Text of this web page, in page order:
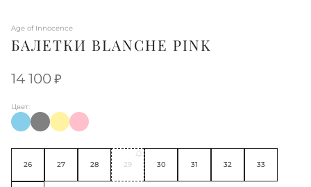
Age of Innocence
БАЛЕТКИ BLANCHE PINK
14 100
Цвет:
26 27 28 29 30 31 32 33